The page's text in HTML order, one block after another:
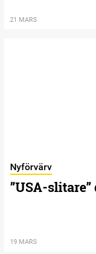
21 MARS
Nyförvärv
”USA-
19 MARS